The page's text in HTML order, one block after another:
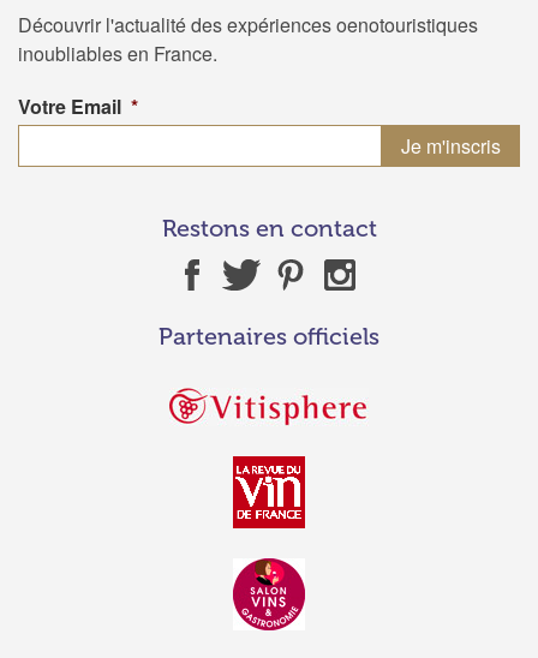
Découvrir l'actualité des expériences oenotouristiques
inoubliables en France.
Votre Email *
Restons en contact
Partenaires officiels